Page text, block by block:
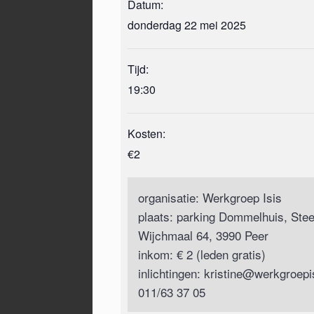
Datum:
donderdag 22 mei 2025
Tijd:
19:30
Kosten:
€2
organisatie: Werkgroep Isis
plaats: parking Dommelhuis,
Wijchmaal 64, 3990 Peer
inkom: € 2 (leden gratis)
inlichtingen:
011/63 37 05